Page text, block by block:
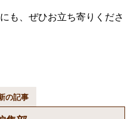
も、ぜひお立ち寄りくださ
の記事